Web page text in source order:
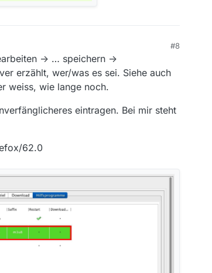
#8
-> … speichern ->
erzählt, wer/was es sei. Siehe auch
weiss, wie lange noch.
eintragen. Bei mir steht
62.0